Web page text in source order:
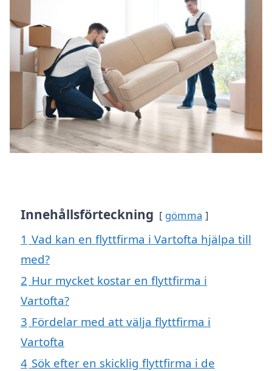
Innehållsförteckning gömma
1 Vad kan en flyttfirma i Vartofta hjälpa till
med?
2 Hur mycket kostar en flyttfirma i
Vartofta?
3 Fördelar med att välja flyttfirma i
Vartofta
4 Sök efter en skicklig flyttfirma i de